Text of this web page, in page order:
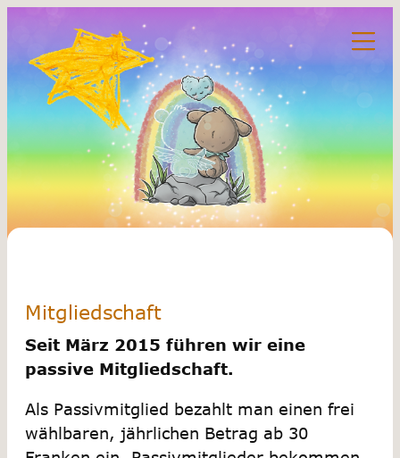
Mitgliedschaft
Seit März 2015 führen wir eine
passive Mitgliedschaft.
Als Passivmitglied bezahlt man einen frei
wählbaren, jährlichen Betrag ab 30